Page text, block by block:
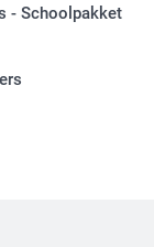
- Schoolpakket